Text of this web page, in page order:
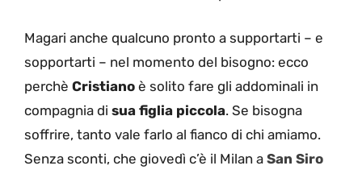
Magari anche qualcuno pronto a supportarti – e
sopportarti – nel momento del bisogno: ecco
perchè Cristiano è solito fare gli addominali in
compagnia di sua figlia piccola. Se bisogna
soffrire, tanto vale farlo al fianco di chi amiamo.
Senza sconti, che giovedì c’è il Milan a San Siro